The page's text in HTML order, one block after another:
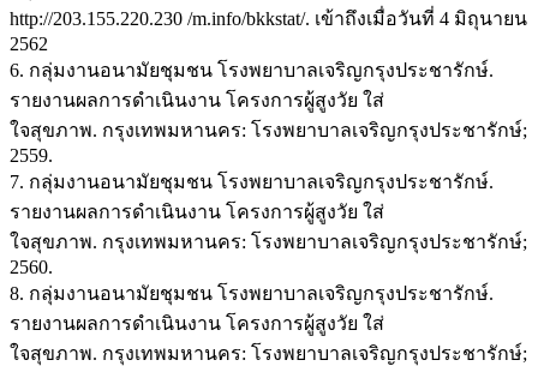
http://203.155.220.230 /m.info/bkkstat/. เข้าถึงเมื่อวันที่ 4 มิถุนายน
2562
6. กลุ่มงานอนามัยชุมชน โรงพยาบาลเจริญกรุงประชารักษ์.
รายงานผลการดำเนินงาน โครงการผู้สูงวัย ใส่
ใจสุขภาพ. กรุงเทพมหานคร: โรงพยาบาลเจริญกรุงประชารักษ์;
2559.
7. กลุ่มงานอนามัยชุมชน โรงพยาบาลเจริญกรุงประชารักษ์.
รายงานผลการดำเนินงาน โครงการผู้สูงวัย ใส่
ใจสุขภาพ. กรุงเทพมหานคร: โรงพยาบาลเจริญกรุงประชารักษ์;
2560.
8. กลุ่มงานอนามัยชุมชน โรงพยาบาลเจริญกรุงประชารักษ์.
รายงานผลการดำเนินงาน โครงการผู้สูงวัย ใส่
ใจสุขภาพ. กรุงเทพมหานคร: โรงพยาบาลเจริญกรุงประชารักษ์;